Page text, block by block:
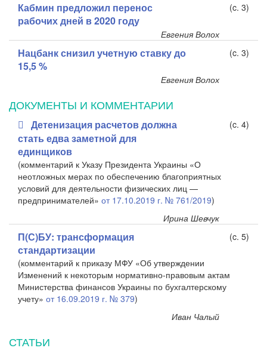
Кабмин предложил перенос
рабочих дней в 2020 году
(c. 3)
Евгения Волох
Нацбанк снизил учетную ставку до
15,5 %
(c. 3)
Евгения Волох
ДОКУМЕНТЫ И КОММЕНТАРИИ
Детенизация расчетов должна
стать едва заметной для
единщиков
(c. 4)
(комментарий к Указу Президента Украины «О
неотложных мерах по обеспечению благоприятных
условий для деятельности физических лиц —
предпринимателей» от 17.10.2019 г. № 761/2019)
Ирина Шевчук
П(С)БУ: трансформация
стандартизации
(c. 5)
(комментарий к приказу МФУ «Об утверждении
Изменений к некоторым нормативно-правовым актам
Министерства финансов Украины по бухгалтерскому
учету» от 16.09.2019 г. № 379)
Иван Чалый
СТАТЬИ